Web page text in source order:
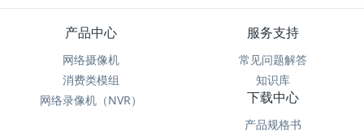
产品中心
网络摄像机
消费类模组
网络录像机（NVR）
服务支持
常见问题解答
知识库
下载中心
产品规格书